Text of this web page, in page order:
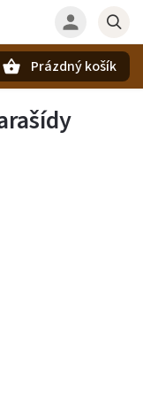
Prázdný košík